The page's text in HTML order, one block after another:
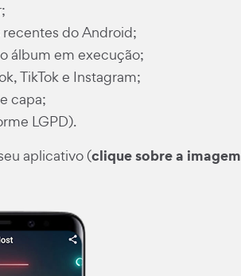
do Android;
álbum em execução;
TikTok e Instagram;
capa;
LGPD).
aplicativo (clique sobre a imagem